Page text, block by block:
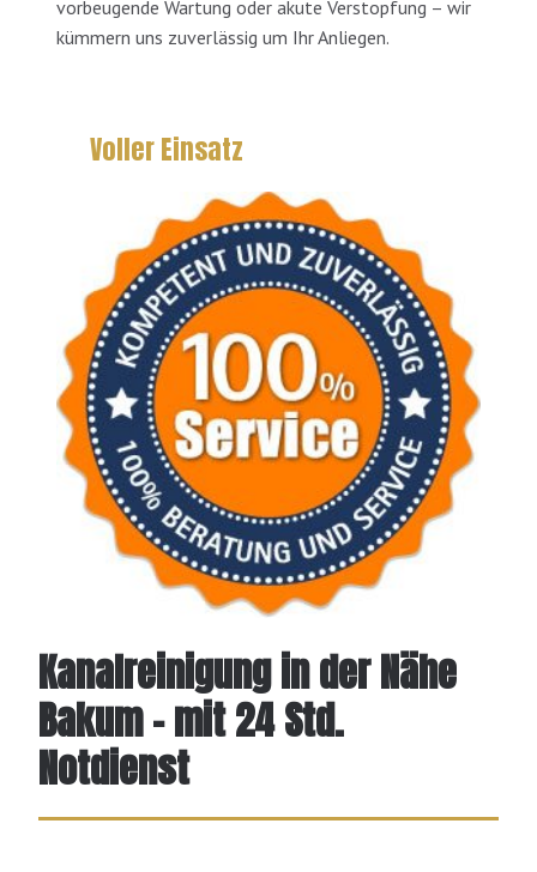
Kanalreinigung in der Nähe
Bakum - mit 24 Std.
Notdienst
vorbeugende Wartung oder akute Verstopfung – wir
kümmern uns zuverlässig um Ihr Anliegen.
Voller Einsatz